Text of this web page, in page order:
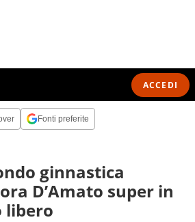
ACCEDI
Fonti preferite
ginnastica
D’Amato super in
libero